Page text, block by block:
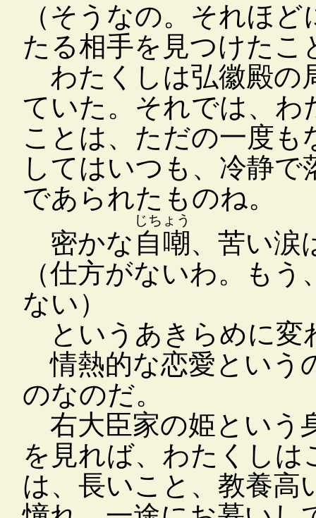
（そうなの。それほ
たる相手を見つけたこ
わたくしは弘徽殿の
ていた。それでは、わ
ことは、ただの一度
してはいつも、冷静
であられたものね。
密かな 自嘲
じちょう
、苦い涙
（仕方がないわ。も
ない）
というあきらめに変
情熱的な恋愛という
のなのだ。
右大臣家の姫という
を見れば、わたくし
は、長いこと、教養高